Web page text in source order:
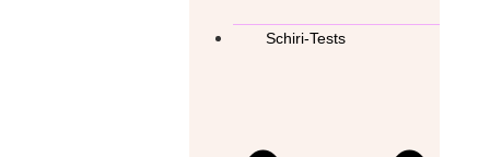
Schiri-Tests